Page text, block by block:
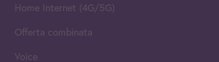
Home Internet (4G/5G)
Offerta combinata
Voice